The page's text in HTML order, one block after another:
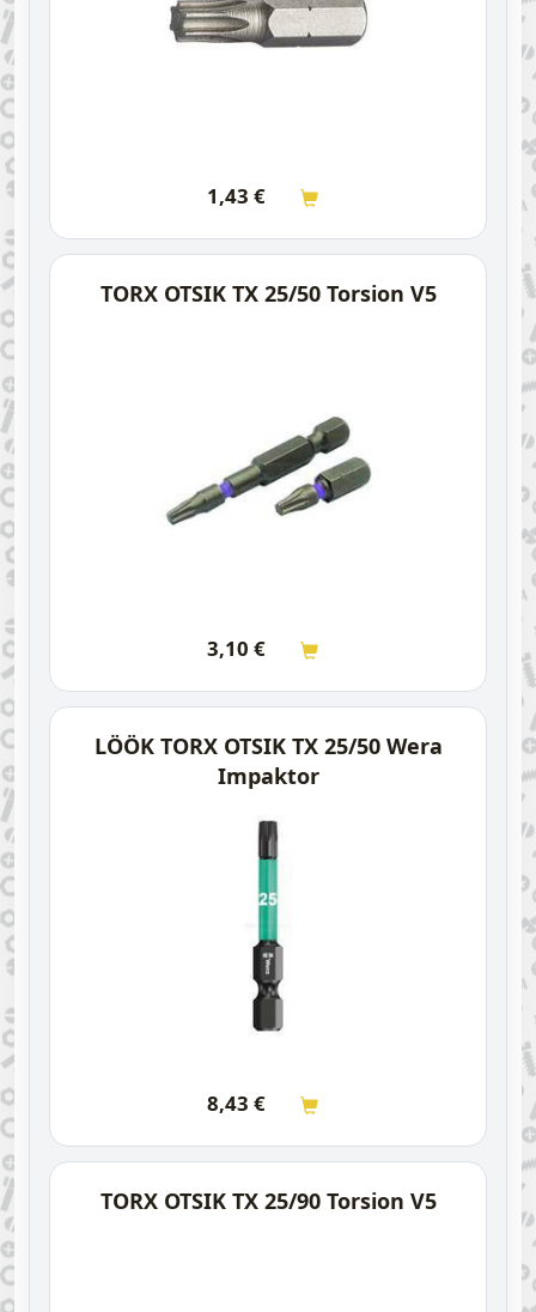
1,43 €
TORX OTSIK TX 25/50 Torsion V5
3,10 €
LÖÖK TORX OTSIK TX 25/50 Wera
Impaktor
8,43 €
TORX OTSIK TX 25/90 Torsion V5